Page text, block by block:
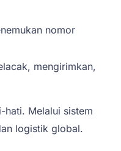
nomor
mengirimkan,
hati. Melalui sistem
logistik global.